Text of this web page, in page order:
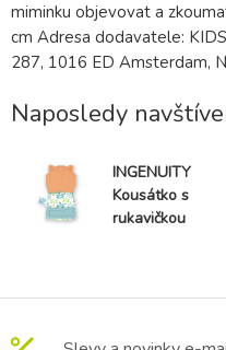
miminku objevovat a
cm Adresa dodavatele:
287, 1016 ED Amsterdam,
Naposledy
INGENUITY
Kousátko s
rukavičkou